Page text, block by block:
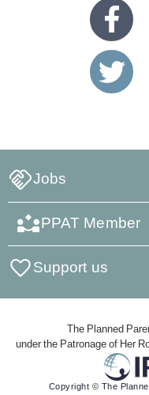
Jobs
PPAT Member
Support us
The Planned
under the Patronage of Her
Copyright © The